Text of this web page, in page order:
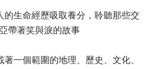
的生命經歷吸取養分，聆聽那些交
帶著笑與淚的故事
著一個範圍的地理、歷史、文化、